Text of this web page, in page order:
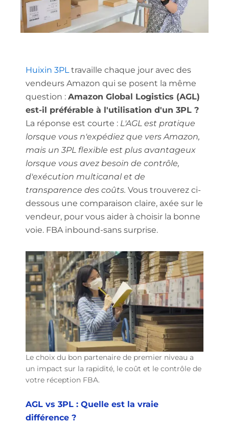
Huixin 3PL travaille chaque jour avec des
vendeurs Amazon qui se posent la même
question : Amazon Global Logistics (AGL)
est-il préférable à l'utilisation d'un 3PL ?
La réponse est courte : L'AGL est pratique
lorsque vous n'expédiez que vers Amazon,
mais un 3PL flexible est plus avantageux
lorsque vous avez besoin de contrôle,
d'exécution multicanal et de
transparence des coûts. Vous trouverez ci-
dessous une comparaison claire, axée sur le
vendeur, pour vous aider à choisir la bonne
voie. FBA inbound-sans surprise.
Le choix du bon partenaire de premier niveau a
un impact sur la rapidité, le coût et le contrôle de
votre réception FBA.
AGL vs 3PL : Quelle est la vraie
différence ?